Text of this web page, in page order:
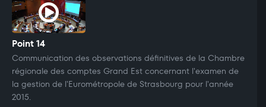
Point 14
Communication des observations définitives de la Chambre
régionale des comptes Grand Est concernant l'examen de
la gestion de l'Eurométropole de Strasbourg pour l'année
2015.